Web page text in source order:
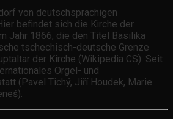
von deutschsprachigen
befindet sich die Kirche der
Jahr 1866, die den Titel Basilika
tschechisch-deutsche Grenze
der Kirche (Wikipedia CS). Seit
Orgel- und
(Pavel Tichý, Jiří Houdek, Marie